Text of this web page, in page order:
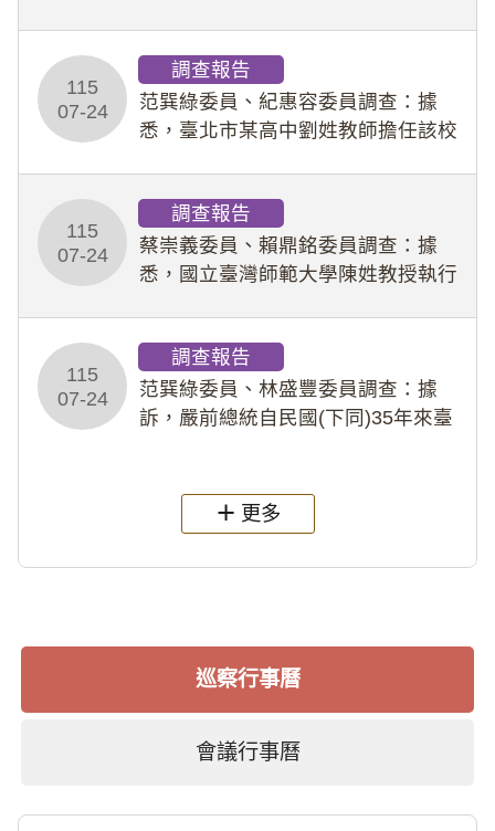
教羽球隊學生等行為，歷經該校校園
事件處理會議（下
115
07-24
調查報告
范巽綠委員、紀惠容委員調查：據
悉，臺北市某高中劉姓教師擔任該校
行拍攝特定樣態性影像並以手機傳送
劉師。該生因畏懼成
115
07-24
調查報告
蔡崇義委員、賴鼎銘委員調查：據
悉，國立臺灣師範大學陳姓教授執行
術倫理等情案調查報告。(115教調
31)
115
07-24
調查報告
范巽綠委員、林盛豐委員調查：據
訴，嚴前總統自民國(下同)35年來臺
過世後，總統府於89年間函請其家屬
繼續留住
更多
巡察行事曆
會議行事曆